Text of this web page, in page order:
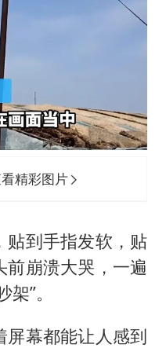
精彩图片
贴到手指发软，贴
崩溃大哭，一遍
”。
屏幕都能让人感到